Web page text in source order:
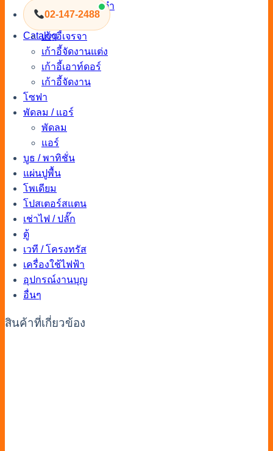
02-147-2488
Catalog
เก้าอี้สตูล / ลูกเต๋า
เก้าอี้สตูลบาร์
เก้าอี้เจรจา
เก้าอี้จัดงานแต่ง
เก้าอี้เอาท์ดอร์
เก้าอี้จัดงาน
โซฟา
พัดลม / แอร์
พัดลม
แอร์
บูธ / พาทิชั่น
แผ่นปูพื้น
โพเดียม
โปสเตอร์สแตน
เช่าไฟ / ปลั๊ก
ตู้
เวที / โครงทรัส
เครื่องใช้ไฟฟ้า
อุปกรณ์งานบุญ
อื่นๆ
สินค้าที่เกี่ยวข้อง